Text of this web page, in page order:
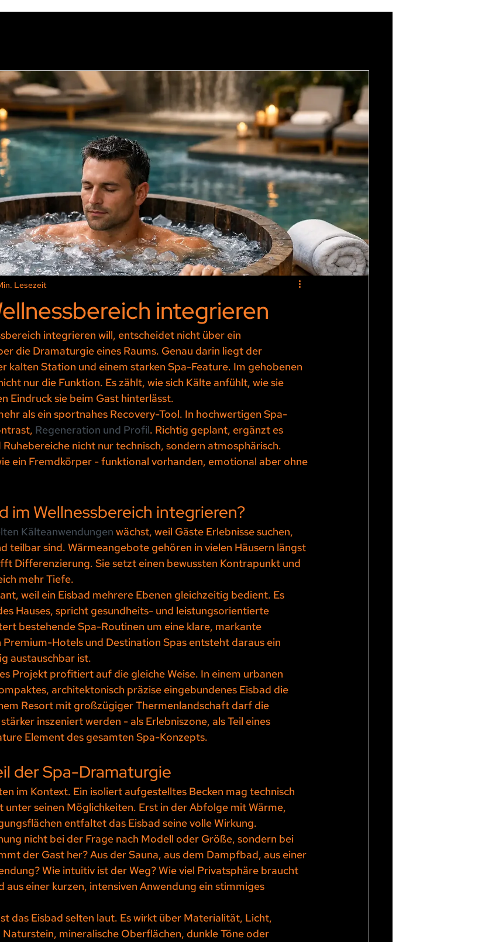
integrieren
Lesezeit
integrieren will, entscheidet nicht über ein
die Dramaturgie eines Raums. Genau darin liegt der
kalten Station und einem starken Spa-Feature. Im gehobenen
nur die Funktion. Es zählt, wie sich Kälte anfühlt, wie sie
Eindruck sie beim Gast hinterlässt.
als ein sportnahes Recovery-Tool. In hochwertigen Spa-
Regeneration und Profil. Richtig geplant, ergänzt es
nicht nur technisch, sondern atmosphärisch.
ein Fremdkörper - funktional vorhanden, emotional aber ohne
im Wellnessbereich integrieren?
Kälteanwendungen wächst, weil Gäste Erlebnisse suchen,
teilbar sind. Wärmeangebote gehören in vielen Häusern längst
Differenzierung. Sie setzt einen bewussten Kontrapunkt und
mehr Tiefe.
weil ein Eisbad mehrere Ebenen gleichzeitig bedient. Es
Hauses, spricht gesundheits- und leistungsorientierte
bestehende Spa-Routinen um eine klare, markante
Premium-Hotels und Destination Spas entsteht daraus ein
austauschbar ist.
Projekt profitiert auf die gleiche Weise. In einem urbanen
architektonisch präzise eingebundenes Eisbad die
Resort mit großzügiger Thermenlandschaft darf die
inszeniert werden - als Erlebniszone, als Teil eines
Element des gesamten Spa-Konzepts.
der Spa-Dramaturgie
im Kontext. Ein isoliert aufgestelltes Becken mag technisch
seinen Möglichkeiten. Erst in der Abfolge mit Wärme,
entfaltet das Eisbad seine volle Wirkung.
nicht bei der Frage nach Modell oder Größe, sondern bei
der Gast her? Aus der Sauna, aus dem Dampfbad, aus einer
Wie intuitiv ist der Weg? Wie viel Privatsphäre braucht
aus einer kurzen, intensiven Anwendung ein stimmiges
das Eisbad selten laut. Es wirkt über Materialität, Licht,
mineralische Oberflächen, dunkle Töne oder